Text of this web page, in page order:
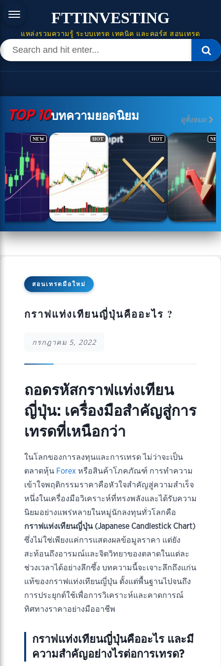
FTTINVESTING
แหล่งรวมความรู้ ระบบเทรด เทคนิค และคอร์ส สอนเทรด
TOP 10บทความยอดนิยม ดูทั้งหมด
HOT HOT NEW HOT
สอนเทรดมือใหม่
กราฟแท่งเทียนญี่ปุ่นคืออะไร ?
กรกฎาคม 5, 2022
ถอดรหัสกราฟแท่งเทียน
ญี่ปุ่น: เครื่องมือสำคัญสู่การ
เทรดที่เหนือกว่า
ในโลกของการลงทุนและการเทรด ไม่ว่าจะเป็น
ตลาดหุ้น Forex หรือสินค้าโภคภัณฑ์ การทำความ
เข้าใจพฤติกรรมราคาคือหัวใจสำคัญสู่ความสำเร็จ
หนึ่งในเครื่องมือวิเคราะห์ที่ทรงพลังและได้รับความ
นิยมอย่างแพร่หลายในหมู่นักลงทุนทั่วโลกคือ
กราฟแท่งเทียนญี่ปุ่น (Japanese Candlestick Chart)
ซึ่งไม่ใช่เพียงแค่การแสดงผลข้อมูลราคา แต่ยัง
สะท้อนถึงอารมณ์และจิตวิทยาของตลาดในแต่ละ
ช่วงเวลาได้อย่างลึกซึ้ง บทความนี้จะเจาะลึกถึงแก่น
แท้ของกราฟแท่งเทียนญี่ปุ่น ตั้งแต่พื้นฐานไปจนถึง
การประยุกต์ใช้เพื่อการวิเคราะห์และคาดการณ์
ทิศทางราคาอย่างมืออาชีพ
กราฟแท่งเทียนญี่ปุ่นคืออะไร และมี
ความสำคัญอย่างไรต่อการเทรด?